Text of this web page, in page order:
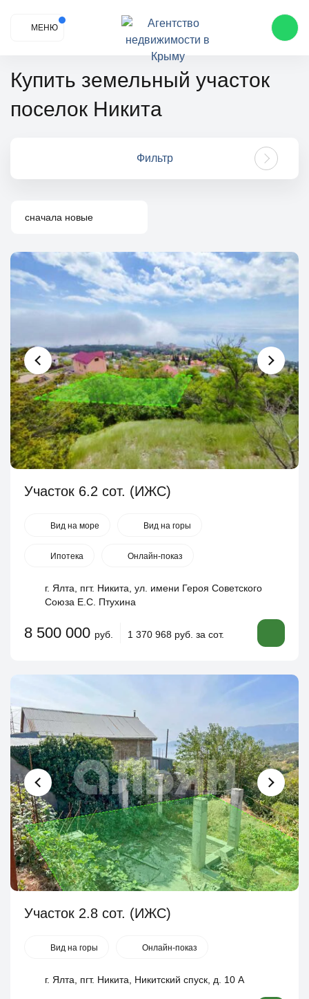
МЕНЮ
Купить земельный участок
поселок Никита
Фильтр
сначала новые
Участок 6.2 сот. (ИЖС)
Вид на море Вид на горы
Ипотека Онлайн-показ
г. Ялта, пгт. Никита, ул. имени Героя Советского
Союза Е.С. Птухина
8 500 000 руб. 1 370 968 руб. за сот.
Участок 2.8 сот. (ИЖС)
Вид на горы Онлайн-показ
г. Ялта, пгт. Никита, Никитский спуск, д. 10 А